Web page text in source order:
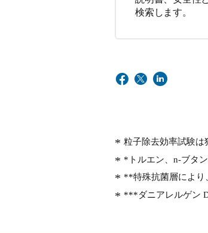
検索します。
粒子除去効率試験は
*トルエン、n-ブタ
**特殊抗菌層により
***ダニアレルゲン